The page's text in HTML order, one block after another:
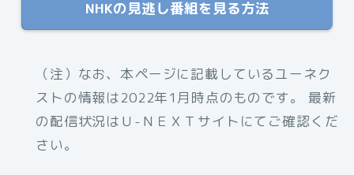
NHKの見逃し番組を見る方法
（注） なお、本ページに記載しているユーネク
ストの情報は2022年1月時点のものです。 最新
の配信状況はＵ-ＮＥＸＴサイトにてご確認くだ
さい。